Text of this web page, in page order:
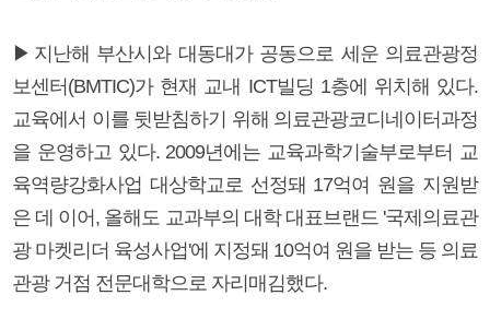
▶지난해 부산시와 대동대가 공동으로 세운 의료관광정
보센터(BMTIC)가 현재 교내 ICT빌딩 1층에 위치해 있다.
교육에서 이를 뒷받침하기 위해 의료관광코디네이터과정
을 운영하고 있다. 2009년에는 교육과학기술부로부터 교
육역량강화사업 대상학교로 선정돼 17억여 원을 지원받
은 데 이어, 올해도 교과부의 대학 대표브랜드 '국제의료관
광 마켓리더 육성사업'에 지정돼 10억여 원을 받는 등 의료
관광 거점 전문대학으로 자리매김했다.